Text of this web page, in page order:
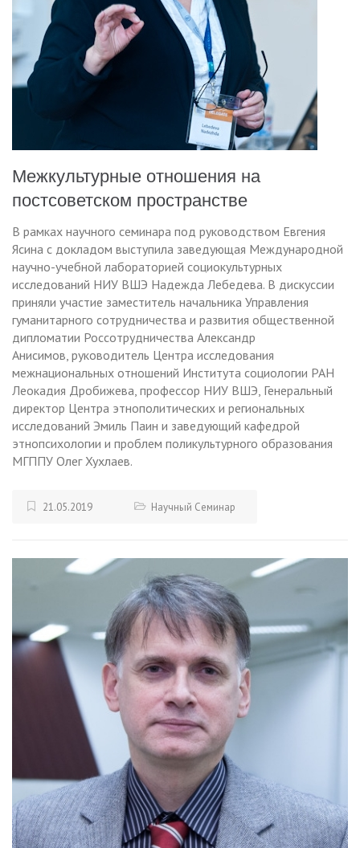
Межкультурные отношения на
постсоветском пространстве
В рамках научного семинара под руководством Евгения
Ясина с докладом выступила заведующая Международной
научно-учебной лабораторией социокультурных
исследований НИУ ВШЭ Надежда Лебедева. В дискуссии
приняли участие заместитель начальника Управления
гуманитарного сотрудничества и развития общественной
дипломатии Россотрудничества Александр
Анисимов, руководитель Центра исследования
межнациональных отношений Института социологии РАН
Леокадия Дробижева, профессор НИУ ВШЭ, Генеральный
директор Центра этнополитических и региональных
исследований Эмиль Паин и заведующий кафедрой
этнопсихологии и проблем поликультурного образования
МГППУ Олег Хухлаев.
21.05.2019 Научный Семинар